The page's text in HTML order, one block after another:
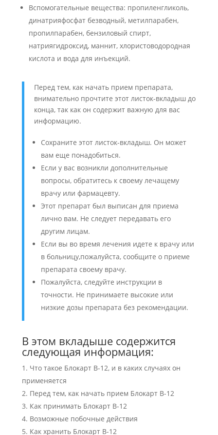
Вспомогательные вещества: пропиленгликоль,
динатрияфосфат безводный, метилпарабен,
пропилпарабен, бензиловый спирт,
натриягидроксид, маннит, хлористоводородная
кислота и вода для инъекций.
Перед тем, как начать прием препарата,
внимательно прочтите этот листок-вкладыш до
конца, так как он содержит важную для вас
информацию.
Сохраните этот листок-вкладыш. Он может
вам еще понадобиться.
Если у вас возникли дополнительные
вопросы, обратитесь к своему лечащему
врачу или фармацевту.
Этот препарат был выписан для приема
лично вам. Не следует передавать его
другим лицам.
Если вы во время лечения идете к врачу или
в больницу,пожалуйста, сообщите о приеме
препарата своему врачу.
Пожалуйста, следуйте инструкции в
точности. Не принимаете высокие или
низкие дозы препарата без рекомендации.
В этом вкладыше содержится
следующая информация:
Что такое Блокарт В-12, и в каких случаях он
применяется
Перед тем, как начать прием Блокарт В-12
Как принимать Блокарт В-12
Возможные побочные действия
Как хранить Блокарт В-12